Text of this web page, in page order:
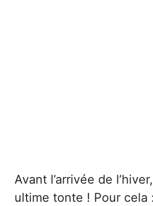
Avant l’arrivée de
ultime tonte ! Pour cela :